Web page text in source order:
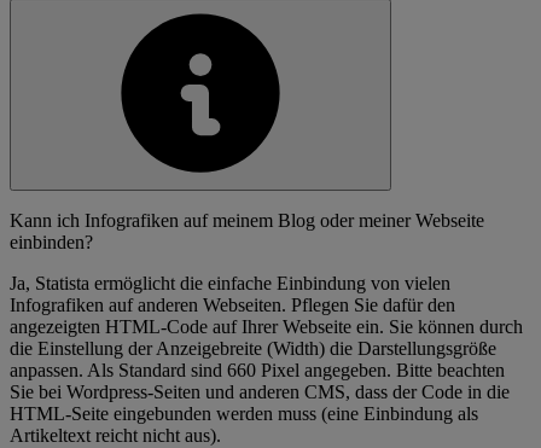
Kann ich Infografiken auf meinem Blog oder meiner Webseite
einbinden?
Ja, Statista ermöglicht die einfache Einbindung von vielen
Infografiken auf anderen Webseiten. Pflegen Sie dafür den
angezeigten HTML-Code auf Ihrer Webseite ein. Sie können durch
die Einstellung der Anzeigebreite (Width) die Darstellungsgröße
anpassen. Als Standard sind 660 Pixel angegeben. Bitte beachten
Sie bei Wordpress-Seiten und anderen CMS, dass der Code in die
HTML-Seite eingebunden werden muss (eine Einbindung als
Artikeltext reicht nicht aus).